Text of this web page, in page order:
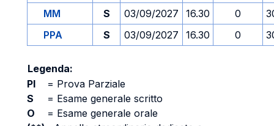
MM S 03/09/2027 16.30 0
PPA
S 03/09/2027 16.30 0
Legenda:
PI
= Prova Parziale
S
= Esame generale scritto
O
= Esame generale orale